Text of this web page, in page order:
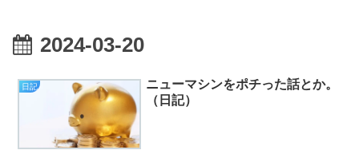
2024-03-20
日記
ニューマシンをポチった話とか。
（日記）